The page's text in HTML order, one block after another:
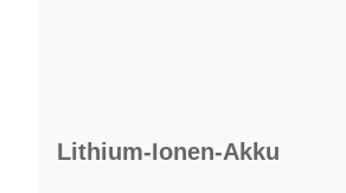
Lithium-Ionen-Akku